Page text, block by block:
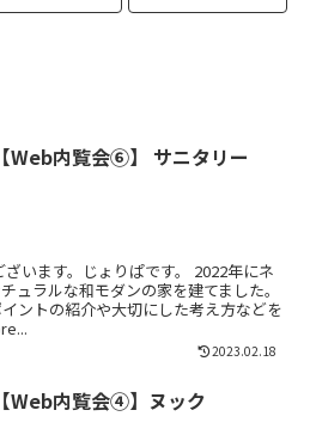
【Web内覧会⑥】 サニタリー
います。じょりぱです。 2022年にネ
ュラルな和モダンの家を建てました。
ントの紹介や大切にした考え方などを
2023.02.18
【Web内覧会④】ヌック